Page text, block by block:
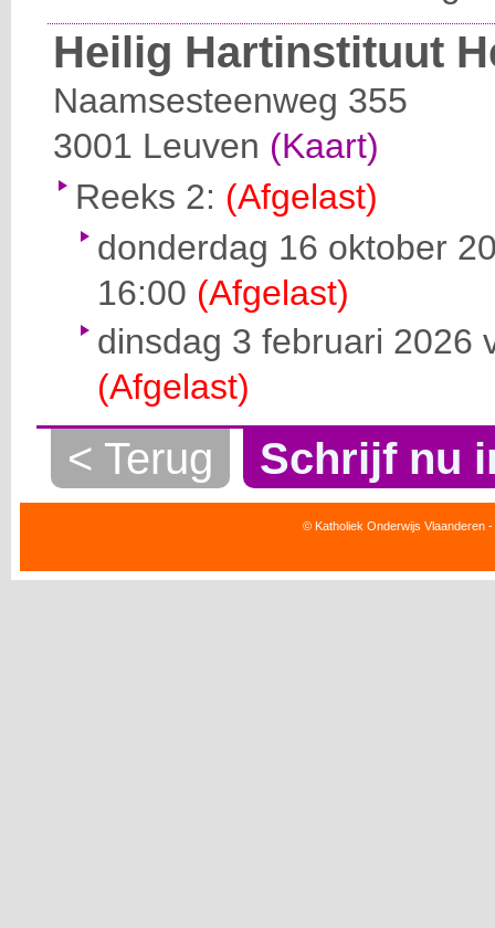
Heilig Hartinstituut
Naamsesteenweg 355
3001 Leuven (Kaart)
Reeks 2: (Afgelast)
donderdag 16 oktober
16:00 (Afgelast)
dinsdag 3 februari 2026
(Afgelast)
< Terug Schrijf nu
© Katholiek Onderwijs Vlaanderen